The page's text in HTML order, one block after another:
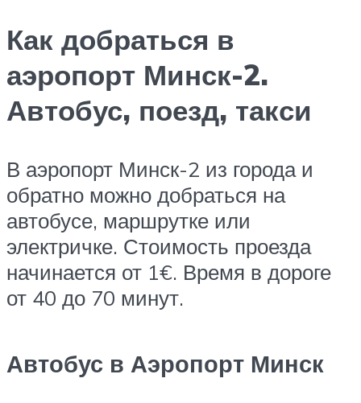
Как добраться в
аэропорт Минск-2.
Автобус, поезд, такси
В аэропорт Минск-2 из города и
обратно можно добраться на
автобусе, маршрутке или
электричке. Стоимость проезда
начинается от 1€. Время в дороге
от 40 до 70 минут.
Автобус в Аэропорт Минск